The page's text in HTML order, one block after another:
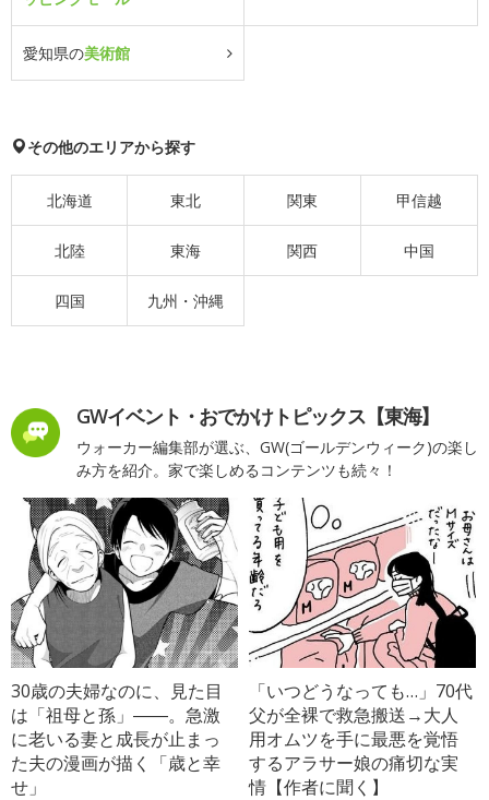
愛知県の美術館
その他のエリアから探す
北海道 東北 関東 甲信越
北陸 東海 関西 中国
四国 九州・沖縄
GWイベント・おでかけトピックス【東海】
ウォーカー編集部が選ぶ、GW(ゴールデンウィーク)の楽し
み方を紹介。家で楽しめるコンテンツも続々！
30歳の夫婦なのに、見た目
は「祖母と孫」――。急激
に老いる妻と成長が止まっ
た夫の漫画が描く「歳と幸
せ」
「いつどうなっても…」70代
父が全裸で救急搬送→大人
用オムツを手に最悪を覚悟
するアラサー娘の痛切な実
情【作者に聞く】